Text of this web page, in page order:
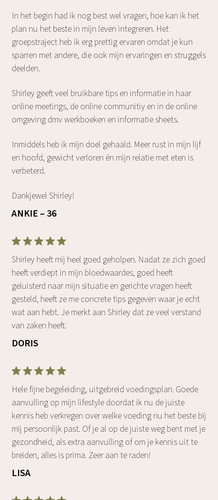
In het begin had ik nog best wel vragen, hoe kan ik het
plan nu het beste in mijn leven integreren. Het
groepstraject heb ik erg prettig ervaren omdat je kun
sparren met andere, die ook mijn ervaringen en struggels
deelden.
Shirley geeft veel bruikbare tips en informatie in haar
online meetings, de online communitiy en in de online
omgeving dmv werkboeken en informatie sheets.
Inmiddels heb ik mijn doel gehaald. Meer rust in mijn lijf
en hoofd, gewicht verloren én mijn relatie met eten is
verbeterd.
Dankjewel Shirley!
ANKIE – 36
Shirley heeft mij heel goed geholpen. Nadat ze zich goed
heeft verdiept in mijn bloedwaardes, goed heeft
geluisterd naar mijn situatie en gerichte vragen heeft
gesteld, heeft ze me concrete tips gegeven waar je echt
wat aan hebt. Je merkt aan Shirley dat ze veel verstand
van zaken heeft.
DORIS
Hele fijne begeleiding, uitgebreid voedingsplan. Goede
aanvulling op mijn lifestyle doordat ik nu de juiste
kennis heb verkregen over welke voeding nu het beste bij
mij persoonlijk past. Of je al op de juiste weg bent met je
gezondheid, als extra aanvulling of om je kennis uit te
breiden, alles is prima. Zeer aan te raden!
LISA